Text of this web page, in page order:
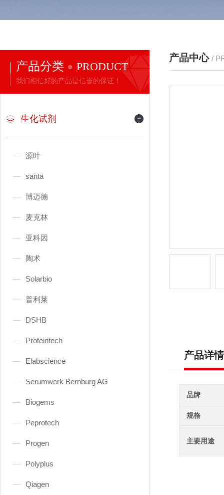
产品分类 PRODUCT
我们相信好的产品是信誉的保证！
生化试剂
源叶
santa
博迈德
麦克林
亚科因
陶术
Solarbio
普利莱
DSHB
Proteintech
Elabscience
Serumwerk Bernburg AG
Biogems
Peprotech
Progen
Polyplus
Qiagen
产品中心 /
产品详情
品牌
规格
主要用途